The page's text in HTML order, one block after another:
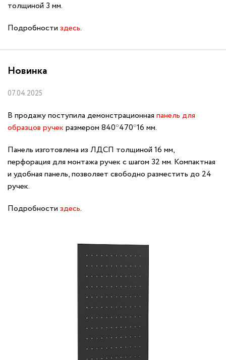
толщиной 3 мм.
Подробности здесь.
Новинка
07.04.2025
В продажу поступила демонстрационная панель для
образцов ручек размером 840*470*16 мм.
Панель изготовлена из ЛДСП толщиной 16 мм,
перфорация для монтажа ручек с шагом 32 мм. Компактная
и удобная панель, позволяет свободно разместить до 24
ручек.
Подробности здесь.